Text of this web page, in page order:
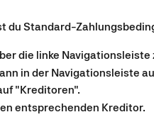
du Standard-
die linke Navigationsleiste
in der Navigationsleiste
"Kreditoren".
entsprechenden Kreditor.